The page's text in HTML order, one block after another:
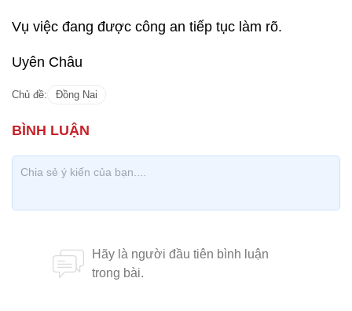
Vụ việc đang được công an tiếp tục làm rõ.
Uyên Châu
Chủ đề: Đồng Nai